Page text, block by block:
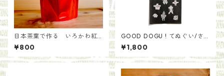
日本茶葉で作る いろかわ紅
茶(50g)
¥800
GOOD DOGU ! てぬぐい/さ
とうゆかり
¥1,800